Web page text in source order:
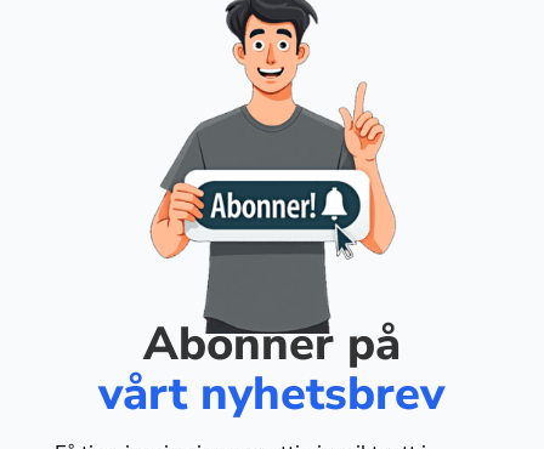
Abonner på
vårt nyhetsbrev